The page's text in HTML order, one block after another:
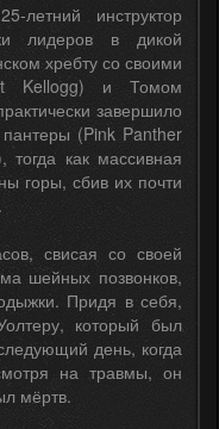
летний инструктор
лидеров в дикой
хребту со своими
Kellogg) и Томом
завершило
(Pink Panther
как массивная
горы, сбив их почти
свисая со своей
шейных позвонков,
Придя в себя,
который был
день, когда
на травмы, он
мёртв.